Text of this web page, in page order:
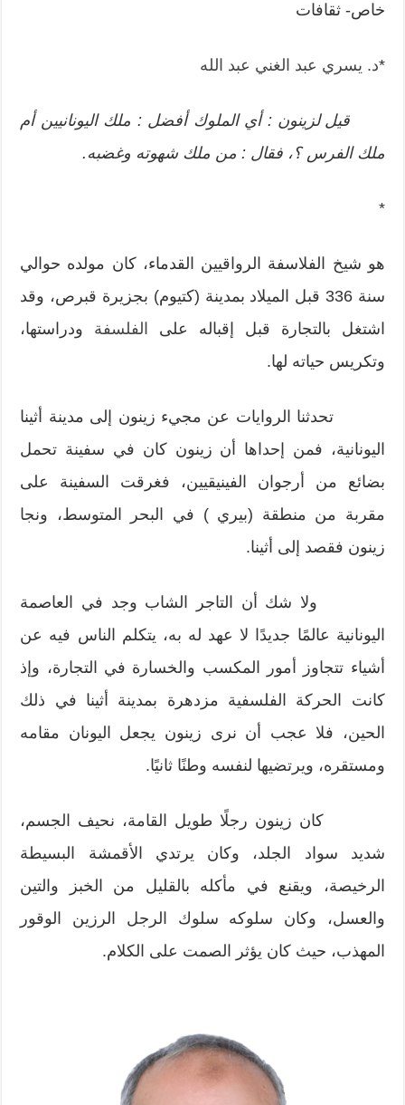
خاص- ثقافات
*د. يسري عبد الغني عبد الله
قيل لزينون : أي الملوك أفضل : ملك اليونانيين أم
ملك الفرس ؟، فقال : من ملك شهوته وغضبه.
*
هو شيخ الفلاسفة الرواقيين القدماء، كان مولده حوالي
سنة 336 قبل الميلاد بمدينة (كتيوم) بجزيرة قبرص، وقد
اشتغل بالتجارة قبل إقباله على
الفلسفة ودراستها،
وتكريس حياته لها.
تحدثنا الروايات عن مجيء زينون إلى مدينة أثينا
اليونانية، فمن إحداها أن زينون كان في سفينة تحمل
بضائع من أرجوان الفينيقيين، فغرقت السفينة على
مقربة من منطقة (بيري ) في البحر المتوسط، ونجا
زينون فقصد إلى أثينا.
ولا شك أن التاجر الشاب وجد في العاصمة
اليونانية عالمًا جديدًا لا عهد له به، يتكلم الناس فيه عن
أشياء تتجاوز أمور المكسب والخسارة في التجارة، وإذ
كانت الحركة الفلسفية مزدهرة بمدينة أثينا في ذلك
الحين، فلا عجب أن نرى زينون يجعل اليونان مقامه
ومستقره، ويرتضيها لنفسه وطنًا ثانيًا.
كان زينون رجلًا طويل القامة، نحيف الجسم،
شديد سواد الجلد، وكان يرتدي الأقمشة البسيطة
الرخيصة، ويقنع في مأكله بالقليل من الخبز والتين
والعسل، وكان سلوكه سلوك الرجل الرزين الوقور
المهذب، حيث كان يؤثر الصمت على الكلام.